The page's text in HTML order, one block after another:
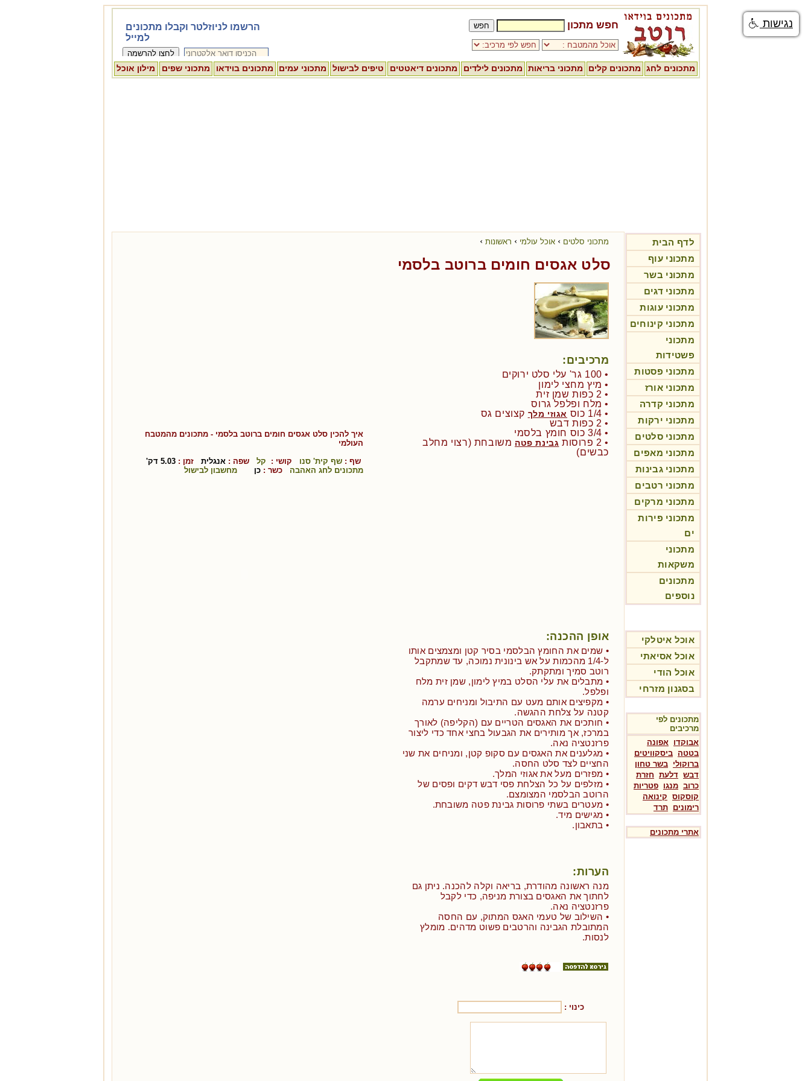
חפש מתכון
מתכונים לחג מתכונים קלים מתכוני בריאות מתכונים לילדים מתכונים דיאטטים טיפים לבישול מתכוני עמים מתכונים בוידאו מתכוני שפים מילון אוכל
לדף הבית
מתכוני עוף
מתכוני בשר
מתכוני דגים
מתכוני עוגות
מתכוני קינוחים
מתכוני
פשטידות
מתכוני פסטות
מתכוני אורז
מתכוני קדרה
מתכוני ירקות
מתכוני סלטים
מתכוני מאפים
מתכוני גבינות
מתכוני רטבים
מתכוני מרקים
מתכוני פירות
ים
מתכוני
משקאות
מתכונים
נוספים
אוכל איטלקי
אוכל אסיאתי
אוכל הודי
בסגנון מזרחי
מתכונים לפי
מרכיבים
אבוקדו אפונה
בטטה ביסקוויטים
ברוקולי בשר טחון
דבש דלעת חזרת
כרוב מנגו פטריות
קוסקוס קינואה
רימונים תרד
אתרי מתכונים
מתכוני סלטים › אוכל עולמי › ראשונות ›
סלט אגסים חומים ברוטב בלסמי
מרכיבים:
• 100 גר' עלי סלט ירוקים
• מיץ מחצי לימון
• 2 כפות שמן זית
• מלח ופלפל גרוס
• 1/4 כוס
אגוזי מלך קצוצים גס
• 2 כפות דבש
• 3/4 כוס חומץ בלסמי
• 2 פרוסות
גבינת פטה משובחת (רצוי מחלב
כבשים)
אופן ההכנה:
• שמים את החומץ הבלסמי בסיר קטן ומצמצים אותו
ל-1/4 מהכמות על אש בינונית נמוכה, עד שמתקבל
רוטב סמיך ומתקתק.
• מתבלים את עלי הסלט במיץ לימון, שמן זית מלח
ופלפל.
• מקפיצים אותם מעט עם התיבול ומניחים ערמה
קטנה על צלחת ההגשה.
• חותכים את האגסים הטריים עם (הקליפה) לאורך
במרכז, אך מותירים את הגבעול בחצי אחד כדי ליצור
פרזנטציה נאה.
• מגלענים את האגסים עם סקופ קטן, ומניחים את שני
החציים לצד סלט החסה.
• מפזרים מעל את אגוזי המלך.
• מזלפים על כל הצלחת פסי דבש דקים ופסים של
הרוטב הבלסמי המצומצם.
• מעטרים בשתי פרוסות גבינת פטה משובחת.
• מגישים מיד.
• בתאבון.
הערות:
מנה ראשונה מהודרת, בריאה וקלה להכנה. ניתן גם
לחתוך את האגסים בצורת מניפה, כדי לקבל
פרזנטציה נאה.
• השילוב של טעמי האגס המתוק, עם החסה
המתובלת הגבינה והרטבים פשוט מדהים. מומלץ
לנסות.
כינוי :
איך להכין סלט אגסים חומים ברוטב בלסמי - מתכונים מהמטבח
העולמי
שף : שף קית' סנו קושי : קל שפה : אנגלית זמן : 5.03 דק'
מתכונים לחג האהבה
כשר : כן מחשבון לבישול
נגישות